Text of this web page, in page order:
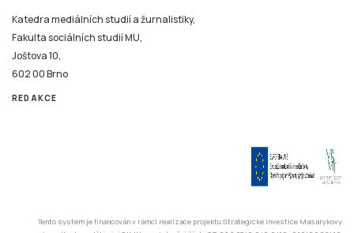
Katedra mediálních studií a žurnalistiky,
Fakulta sociálních studií MU,
Joštova 10,
602 00 Brno
REDAKCE
Tento systém je financován v rámci realizace projektu Strategické investice Masarykovy